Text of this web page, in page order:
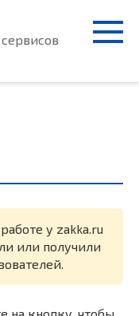
у zakka.ru
или получили